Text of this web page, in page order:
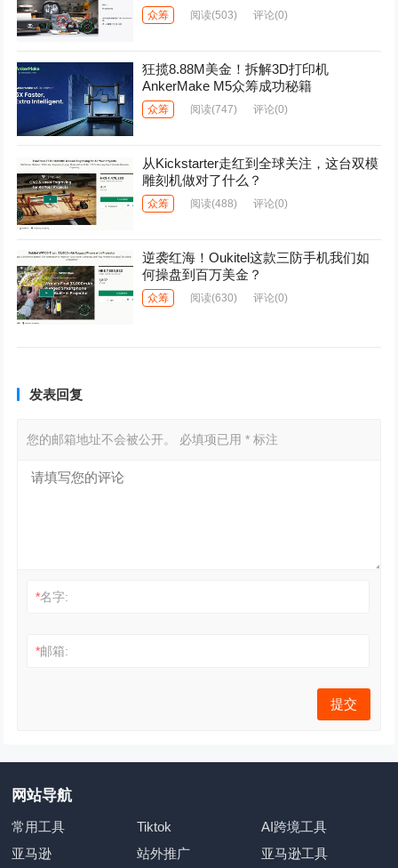
众筹 阅读(503) 评论(0)
狂揽8.88M美金！拆解3D打印机
AnkerMake M5众筹成功秘籍
众筹 阅读(747) 评论(0)
从Kickstarter走红到全球关注，这台双模
雕刻机做对了什么？
众筹 阅读(488) 评论(0)
逆袭红海！Oukitel这款三防手机我们如
何操盘到百万美金？
众筹 阅读(630) 评论(0)
发表回复
您的邮箱地址不会被公开。 必填项已用* 标注
*名字:
*邮箱:
网站导航
常用工具 Tiktok
AI跨境工具
亚马逊
站外推广
亚马逊工具